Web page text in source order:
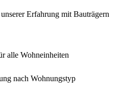
Erfahrung mit Bauträgern
alle Wohneinheiten
nach Wohnungstyp